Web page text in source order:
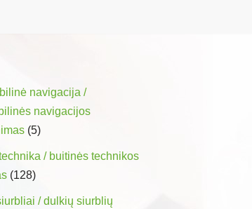
navigacija /
navigacijos
(5)
/ buitinės technikos
(128)
/ dulkių siurblių